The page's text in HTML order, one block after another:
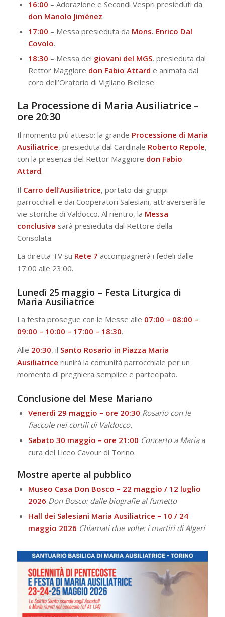
16:00 – Adorazione e Secondi Vespri presieduti da
don Manolo Jiménez.
17:00 – Messa presieduta da Mons. Enrico Dal
Covolo.
18:30 – Messa dei giovani del MGS, presieduta dal
Rettor Maggiore don Fabio Attard e animata dal
coro dell’Oratorio di Vigliano Biellese.
La Processione di Maria Ausiliatrice –
ore 20:30
Il momento più atteso: la grande Processione di Maria
Ausiliatrice, presieduta dal Cardinale Roberto Repole,
con la presenza del Rettor Maggiore don Fabio
Attard.
Il Carro dell’Ausiliatrice, portato dai gruppi
parrocchiali e dai Cooperatori Salesiani, attraverserà le
vie storiche di Valdocco. Al rientro, la Messa
conclusiva sarà presieduta dal Rettore della
Consolata.
La diretta TV su Rete 7 accompagnerà i fedeli dalle
17:00 alle 23:00.
Lunedì 25 maggio – Festa Liturgica di
Maria Ausiliatrice
La festa prosegue con le Messe alle 07:00 – 08:00 –
09:00 – 10:00 – 17:00 – 18:30.
Alle 20:30, il Santo Rosario in Piazza Maria
Ausiliatrice riunirà la comunità parrocchiale per un
momento di preghiera semplice e partecipato.
Conclusione del Mese Mariano
Venerdì 29 maggio – ore 20:30 Rosario con le
fiaccole nei cortili di Valdocco.
Sabato 30 maggio – ore 21:00 Concerto a Mariaa
cura del Liceo Cavour di Torino.
Mostre aperte al pubblico
Museo Casa Don Bosco – 22 maggio / 12 luglio
2026 Don Bosco: dalle biografie al fumetto
Hall dei Salesiani Maria Ausiliatrice – 10 / 24
maggio 2026 Chiamati due volte: i martiri di Algeri